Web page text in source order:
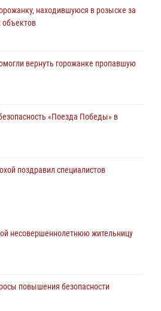
находившуюся в розыске за
объектов
вернуть горожанке пропавшую
«Поезда Победы» в
поздравил специалистов
в силу новый федеральный закон о
виновника причинения
несовершеннолетнюю жительницу
повышения безопасности